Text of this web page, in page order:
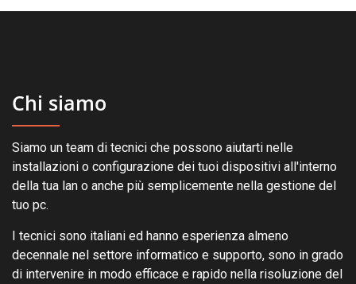
Chi siamo
Siamo un team di tecnici che possono aiutarti nelle
installazioni o configurazione dei tuoi dispositivi all'interno
della tua lan o anche più semplicemente nella gestione del
tuo pc.
I tecnici sono italiani ed hanno esperienza almeno
decennale nel settore informatico e supporto, sono in grado
di intervenire in modo efficace e rapido nella risoluzione del